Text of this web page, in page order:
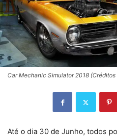
Car Mechanic Simulator 2018 (Créditos
Até o dia 30 de Junho, todos